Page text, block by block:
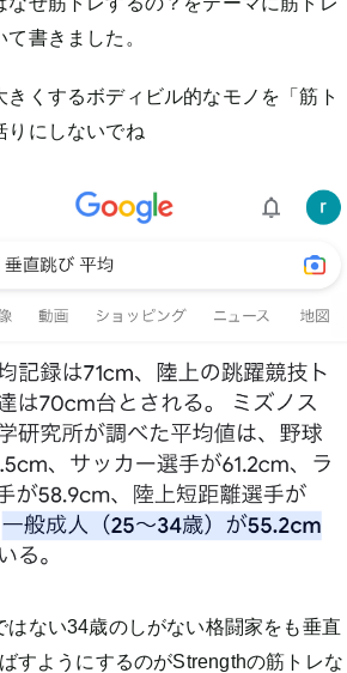
書きました。
きくするボディビル的なモノを「筋ト
りにしないでね
はない34歳のしがない格闘家をも垂直
すようにするのがStrengthの筋トレな